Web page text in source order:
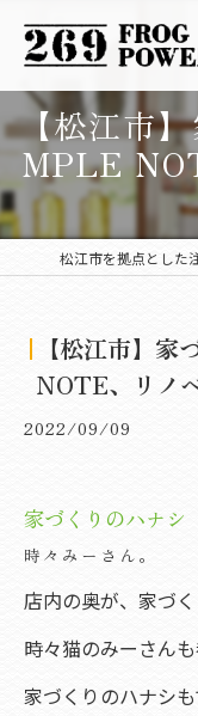
【松江市
MPLE
【松江市】
NOTE、リノ
2022/09/09
家づくりのハナシ
時々みーさん。
店内の奥が、家づ
時々猫のみーさんも
家づくりのハナシ